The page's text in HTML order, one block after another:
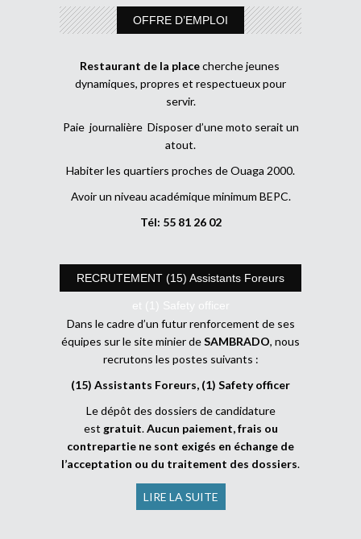
OFFRE D’EMPLOI
Restaurant de la placecherche jeunes
dynamiques, propres et respectueux pour
servir.
Paie journalière Disposer d’une moto serait un
atout.
Habiter les quartiers proches de Ouaga 2000.
Avoir un niveau académique minimum BEPC.
Tél: 55 81 26 02
RECRUTEMENT (15) Assistants Foreurs
et (1) Safety officer
Dans le cadre d’un futur renforcement de ses
équipes sur le site minier deSAMBRADO, nous
recrutons les postes suivants :
(15) Assistants Foreurs, (1) Safety officer
Le dépôt des dossiers de candidature
est gratuit.Aucun paiement, frais ou
contrepartie ne sont exigés en échange de
l’acceptation ou du traitement des dossiers.
LIRE LA SUITE